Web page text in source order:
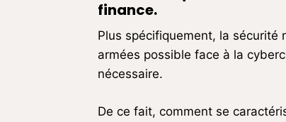
finance.
Plus spécifiquement, la sécurité
armées possible face à la
nécessaire.
De ce fait, comment se